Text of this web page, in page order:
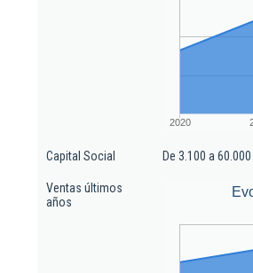
2020
Capital Social De 3.100 a
Ventas últimos
años